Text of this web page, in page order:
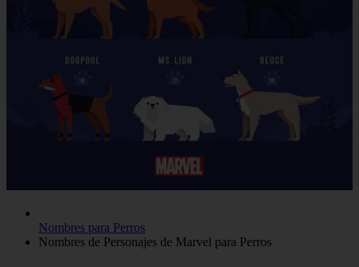
Nombres para Perros
Nombres de Personajes de Marvel para Perros